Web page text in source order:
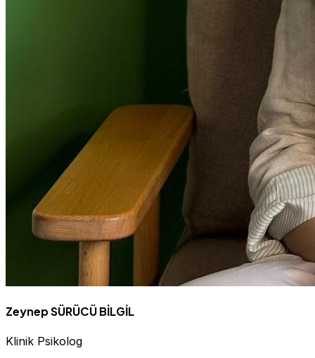
Zeynep SÜRÜCÜ BİLGİL
Klinik Psikolog